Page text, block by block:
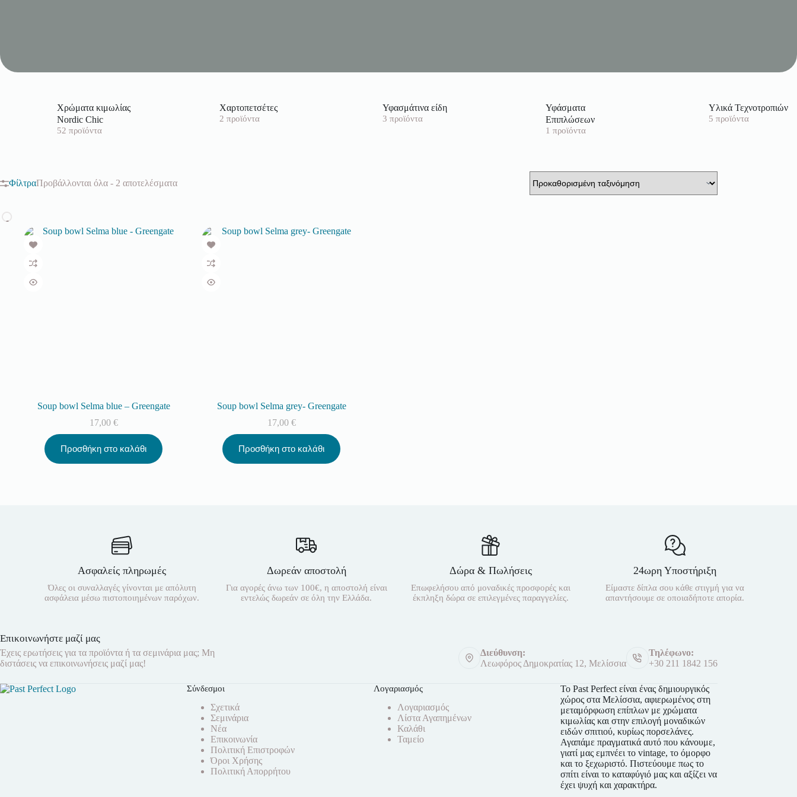
Χρώματα κιμωλίας
Nordic Chic
52 προϊόντα
Χαρτοπετσέτες
2 προϊόντα
Υφασμάτινα είδη
3 προϊόντα
Υφάσματα
Επιπλώσεων
1 προϊόντα
Υλικά Τεχνοτροπιών
5 προϊόντα
ΦίλτραΠροβάλλονται όλα - 2 αποτελέσματα
Soup bowl Selma blue – Greengate
17,00 €
Προσθήκη στο καλάθι
Soup bowl Selma grey- Greengate
17,00 €
Προσθήκη στο καλάθι
Ασφαλείς πληρωμές
Όλες οι συναλλαγές γίνονται με απόλυτη
ασφάλεια μέσω πιστοποιημένων παρόχων.
Δωρεάν αποστολή
Για αγορές άνω των 100€, η αποστολή είναι
εντελώς δωρεάν σε όλη την Ελλάδα.
Δώρα & Πωλήσεις
Επωφελήσου από μοναδικές προσφορές και
έκπληξη δώρα σε επιλεγμένες παραγγελίες.
24ωρη Υποστήριξη
Είμαστε δίπλα σου κάθε στιγμή για να
απαντήσουμε σε οποιαδήποτε απορία.
Επικοινωνήστε μαζί μας
Έχεις ερωτήσεις για τα προϊόντα ή τα σεμινάρια μας; Μη
διστάσεις να επικοινωνήσεις μαζί μας!
Διεύθυνση:
Λεωφόρος Δημοκρατίας 12, Μελίσσια
Τηλέφωνο:
+30 211 1842 156
Σύνδεσμοι
Σχετικά
Σεμινάρια
Νέα
Επικοινωνία
Πολιτική Επιστροφών
Όροι Χρήσης
Πολιτική Απορρήτου
Λογαριασμός
Λογαριασμός
Λίστα Αγαπημένων
Καλάθι
Ταμείο
Το Past Perfect είναι ένας δημιουργικός
χώρος στα Μελίσσια, αφιερωμένος στη
μεταμόρφωση επίπλων με χρώματα
κιμωλίας και στην επιλογή μοναδικών
ειδών σπιτιού, κυρίως πορσελάνες.
Αγαπάμε πραγματικά αυτό που κάνουμε,
γιατί μας εμπνέει το vintage, το όμορφο
και το ξεχωριστό. Πιστεύουμε πως το
σπίτι είναι το καταφύγιό μας και αξίζει να
έχει ψυχή και χαρακτήρα.